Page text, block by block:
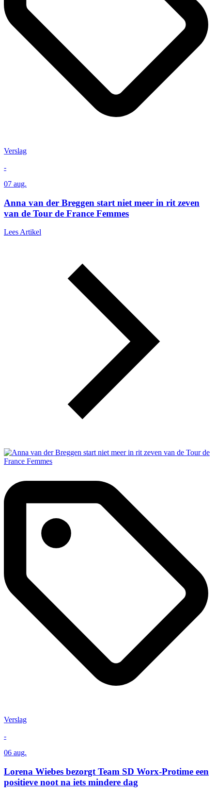
Verslag
-
07 aug.
Anna van der Breggen start niet meer in rit zeven
van de Tour de France Femmes
Lees Artikel
Verslag
-
06 aug.
Lorena Wiebes bezorgt Team SD Worx-Protime een
positieve noot na iets mindere dag